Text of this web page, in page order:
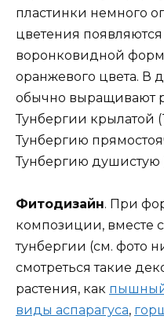
пластинки немного
цветения
воронковидной
оранжевого цвета. В
обычно выращивают
Тунбергии крылатой
Тунбергию
Тунбергию душистую
Фитодизайн. При
композиции, вместе
тунбергии (см. фото
смотреться такие
растения, как
виды аспарагуса,